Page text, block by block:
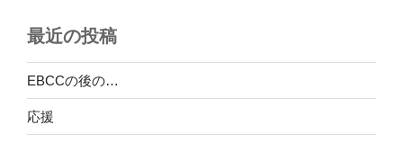
最近の投稿
EBCCの後の…
応援